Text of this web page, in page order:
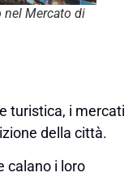
nel Mercato di
turistica, i mercati
della città.
calano i loro